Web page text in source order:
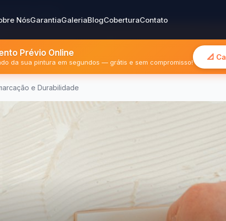
NósGarantiaGaleriaBlogCoberturaContato
Prévio Online
da sua pintura em segundos — grátis e sem compromisso!
📐
e Durabilidade